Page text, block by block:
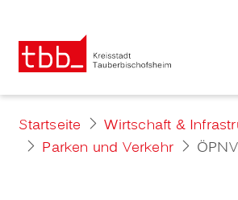
Startseite
Wirtschaft &
Parken und Verkehr
ÖPNV